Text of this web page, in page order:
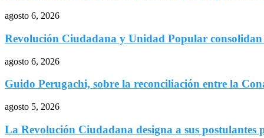
agosto 6, 2026
Revolución Ciudadana y Unidad Popular consolidan
agosto 6, 2026
Guido Perugachi, sobre la reconciliación entre la
agosto 5, 2026
La Revolución Ciudadana designa a sus postulantes